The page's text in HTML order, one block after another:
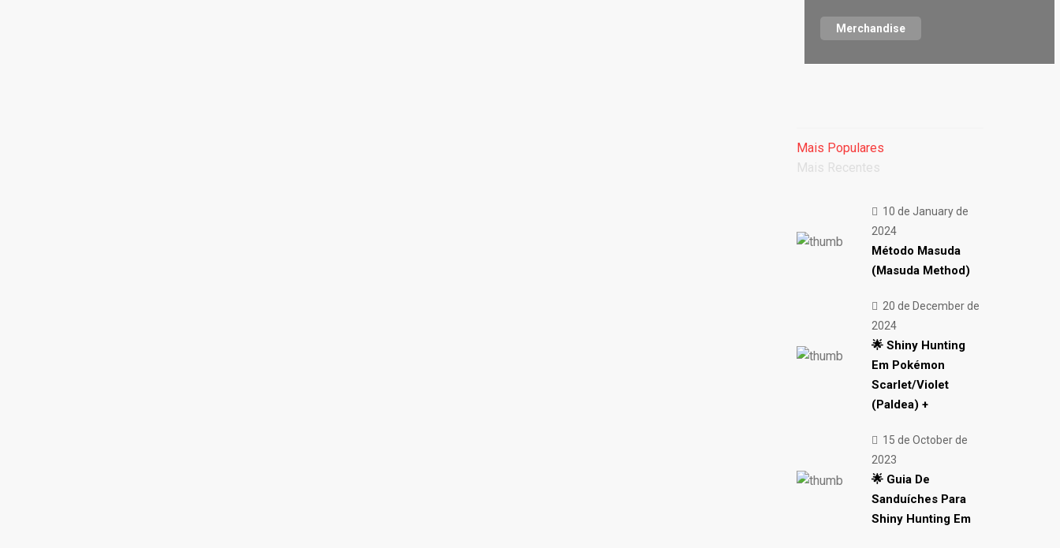
Merchandise
Mais Populares
Mais Recentes
10 de January de
2024
Método Masuda
(Masuda Method)
20 de December de
2024
🌟 Shiny Hunting
Em Pokémon
Scarlet/Violet
(Paldea) +
15 de October de
2023
🌟 Guia De
Sanduíches Para
Shiny Hunting Em